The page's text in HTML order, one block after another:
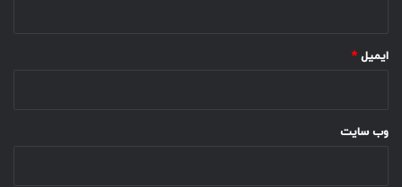
ایمیل *
وب‌ سایت